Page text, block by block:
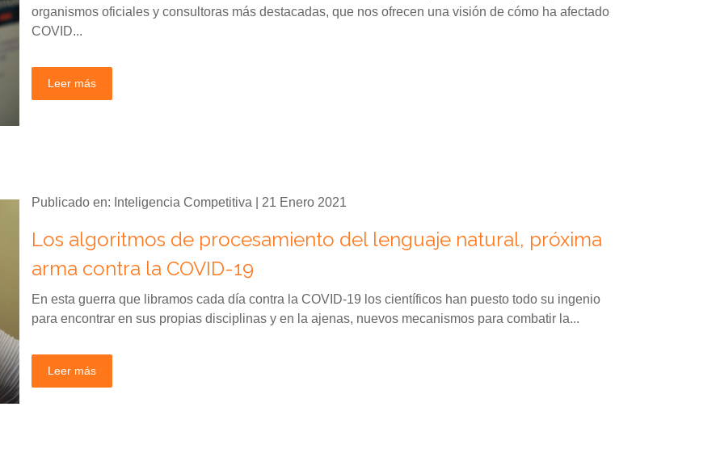
organismos oficiales y consultoras más destacadas, que nos ofrecen una visión de cómo ha afectado
COVID...
Leer más
Publicado en: Inteligencia Competitiva | 21 Enero 2021
Los algoritmos de procesamiento del lenguaje natural, próxima
arma contra la COVID-19
En esta guerra que libramos cada día contra la COVID-19 los científicos han puesto todo su ingenio
para encontrar en sus propias disciplinas y en la ajenas, nuevos mecanismos para combatir la...
Leer más